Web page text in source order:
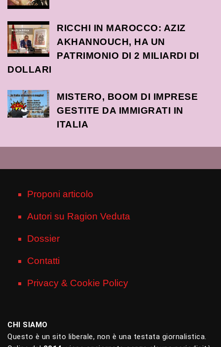
RICCHI IN MAROCCO: AZIZ
AKHANNOUCH, HA UN
PATRIMONIO DI 2 MILIARDI DI
DOLLARI
MISTERO, BOOM DI IMPRESE
GESTITE DA IMMIGRATI IN
ITALIA
Proponi articolo
Autori su Ragion Veduta
Dossier
Contatti
Privacy & Cookie Policy
CHI SIAMO
Questo è un sito liberale, non è una testata giornalistica.